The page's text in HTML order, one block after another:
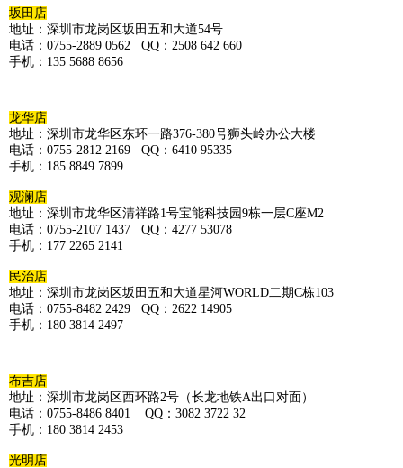
坂田店
地址：深圳市龙岗区坂田五和大道54号
电话：0755-2889 0562 QQ：2508 642 660
手机：135 5688 8656
龙华店
地址：深圳市龙华区东环一路376-380号狮头岭办公大楼
电话：0755-2812 2169 QQ：6410 95335
手机：185 8849 7899
观澜店
地址：深圳市龙华区清祥路1号宝能科技园9栋一层C座M2
电话：0755-2107 1437 QQ：4277 53078
手机：177 2265 2141
民治店
地址：深圳市龙岗区坂田五和大道星河WORLD二期C栋103
电话：0755-8482 2429 QQ：2622 14905
手机：180 3814 2497
布吉店
地址：深圳市龙岗区西环路2号（长龙地铁A出口对面）
电话：0755-8486 8401 QQ：3082 3722 32
手机：180 3814 2453
光明店